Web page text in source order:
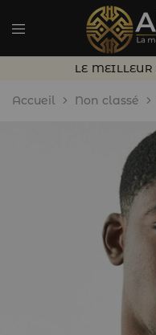
LE MEILLEUR
Accueil Non classé